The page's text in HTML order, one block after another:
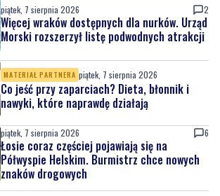
piątek, 7 sierpnia 2026 2
Więcej wraków dostępnych dla nurków. Urząd
Morski rozszerzył listę podwodnych atrakcji
MATERIAŁ PARTNERA piątek, 7 sierpnia 2026
Co jeść przy zaparciach? Dieta, błonnik i
nawyki, które naprawdę działają
piątek, 7 sierpnia 2026 6
Łosie coraz częściej pojawiają się na
Półwyspie Helskim. Burmistrz chce nowych
znaków drogowych